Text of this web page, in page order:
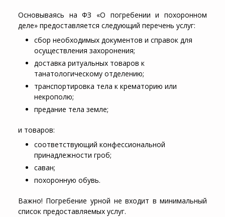
Основываясь на ФЗ «О погребении и похоронном
деле» предоставляется следующий перечень услуг:
сбор необходимых документов и справок для
осуществления захоронения;
доставка ритуальных товаров к
танатологическому отделению;
транспортировка тела к крематорию или
некрополю;
предание тела земле;
и товаров:
соответствующий конфессиональной
принадлежности гроб;
саван;
похоронную обувь.
Важно! Погребение урной не входит в минимальный
список предоставляемых услуг.